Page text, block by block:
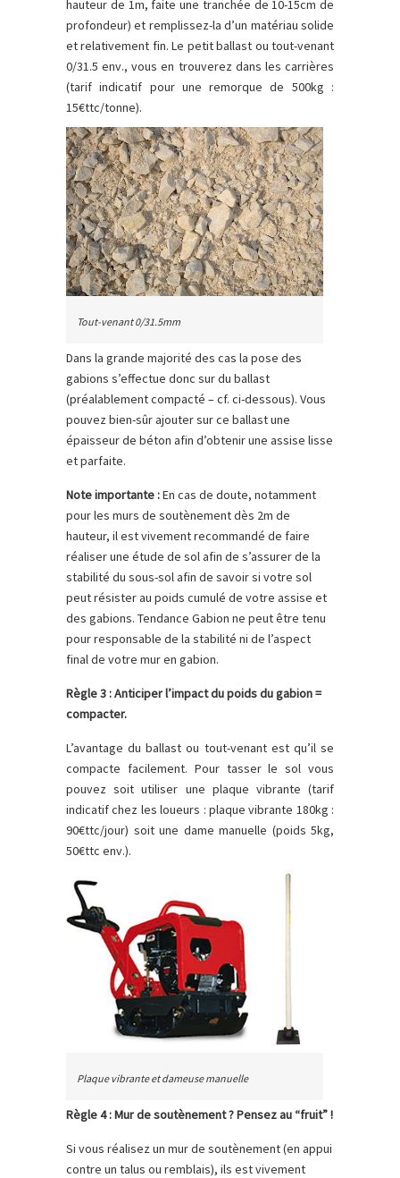
hauteur de 1m, faite une tranchée de 10-15cm de
profondeur) et remplissez-la d’un matériau solide
et relativement fin. Le petit ballast ou tout-venant
0/31.5 env., vous en trouverez dans les carrières
(tarif indicatif pour une remorque de 500kg :
15€ttc/tonne).
Tout-venant 0/31.5mm
Dans la grande majorité des cas la pose des
gabions s’effectue donc sur du ballast
(préalablement compacté – cf. ci-dessous). Vous
pouvez bien-sûr ajouter sur ce ballast une
épaisseur de béton afin d’obtenir une assise lisse
et parfaite.
Note importante :En cas de doute, notamment
pour les murs de soutènement dès 2m de
hauteur, il est vivement recommandé de faire
réaliser une étude de sol afin de s’assurer de la
stabilité du sous-sol afin de savoir si votre sol
peut résister au poids cumulé de votre assise et
des gabions. Tendance Gabion ne peut être tenu
pour responsable de la stabilité ni de l’aspect
final de votre mur en gabion.
Règle 3 : Anticiper l’impact du poids du gabion =
compacter.
L’avantage du ballast ou tout-venant est qu’il se
compacte facilement. Pour tasser le sol vous
pouvez soit utiliser une plaque vibrante (tarif
indicatif chez les loueurs : plaque vibrante 180kg :
90€ttc/jour) soit une dame manuelle (poids 5kg,
50€ttc env.).
Plaque vibrante et dameuse manuelle
Règle 4 : Mur de soutènement ? Pensez au “fruit” !
Si vous réalisez un mur de soutènement (en appui
contre un talus ou remblais), ils est vivement